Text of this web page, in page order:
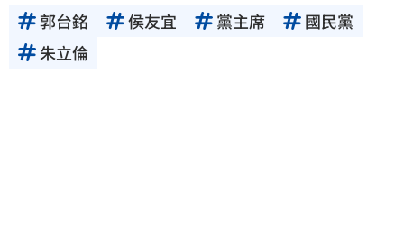
郭台銘 侯友宜 黨主席
國民黨
朱立倫